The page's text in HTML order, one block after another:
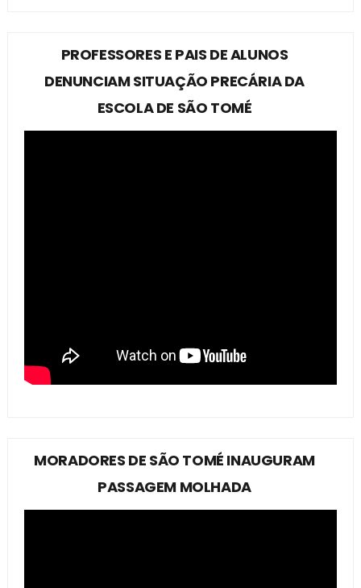
PROFESSORES E PAIS DE ALUNOS
DENUNCIAM SITUAÇÃO PRECÁRIA DA
ESCOLA DE SÃO TOMÉ
MORADORES DE SÃO TOMÉ INAUGURAM
PASSAGEM MOLHADA